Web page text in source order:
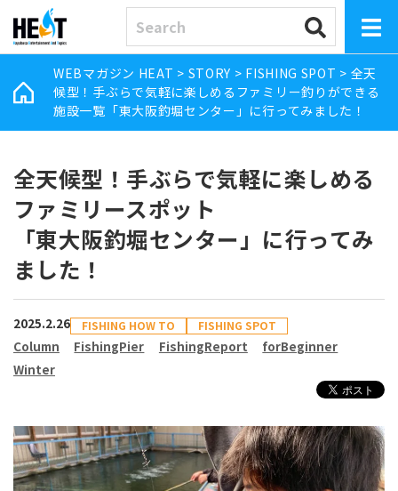
WEBマガジン HEAT > STORY > FISHING SPOT > 全天
候型！手ぶらで気軽に楽しめるファミリー釣りができる
施設一覧「東大阪釣堀センター」に行ってみました！
全天候型！手ぶらで気軽に楽しめる
ファミリースポット
「東大阪釣堀センター」に行ってみ
ました！
2025.2.26 FISHING HOW TO FISHING SPOT
Column FishingPier FishingReport
forBeginner
Winter